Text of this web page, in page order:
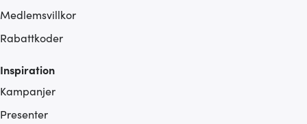
Medlemsvillkor
Rabattkoder
Inspiration
Kampanjer
Presenter